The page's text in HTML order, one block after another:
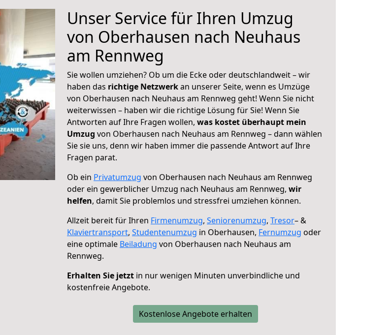
Unser Service für Ihren Umzug
von Oberhausen nach Neuhaus
am Rennweg
Sie wollen umziehen? Ob um die Ecke oder deutschlandweit – wir
haben das richtige Netzwerkan unserer Seite, wenn es Umzüge
von Oberhausen nach Neuhaus am Rennweg geht! Wenn Sie nicht
weiterwissen – haben wir die richtige Lösung für Sie! Wenn Sie
Antworten auf Ihre Fragen wollen, was kostet überhaupt mein
Umzug von Oberhausen nach Neuhaus am Rennweg – dann wählen
Sie sie uns, denn wir haben immer die passende Antwort auf Ihre
Fragen parat.
Ob ein Privatumzug von Oberhausen nach Neuhaus am Rennweg
oder ein gewerblicher Umzug nach Neuhaus am Rennweg, wir
helfen, damit Sie problemlos und stressfrei umziehen können.
Allzeit bereit für Ihren Firmenumzug, Seniorenumzug, Tresor– &
Klaviertransport, Studentenumzug in Oberhausen, Fernumzug oder
eine optimale Beiladung von Oberhausen nach Neuhaus am
Rennweg.
Erhalten Sie jetzt in nur wenigen Minuten unverbindliche und
kostenfreie Angebote.
Kostenlose Angebote erhalten